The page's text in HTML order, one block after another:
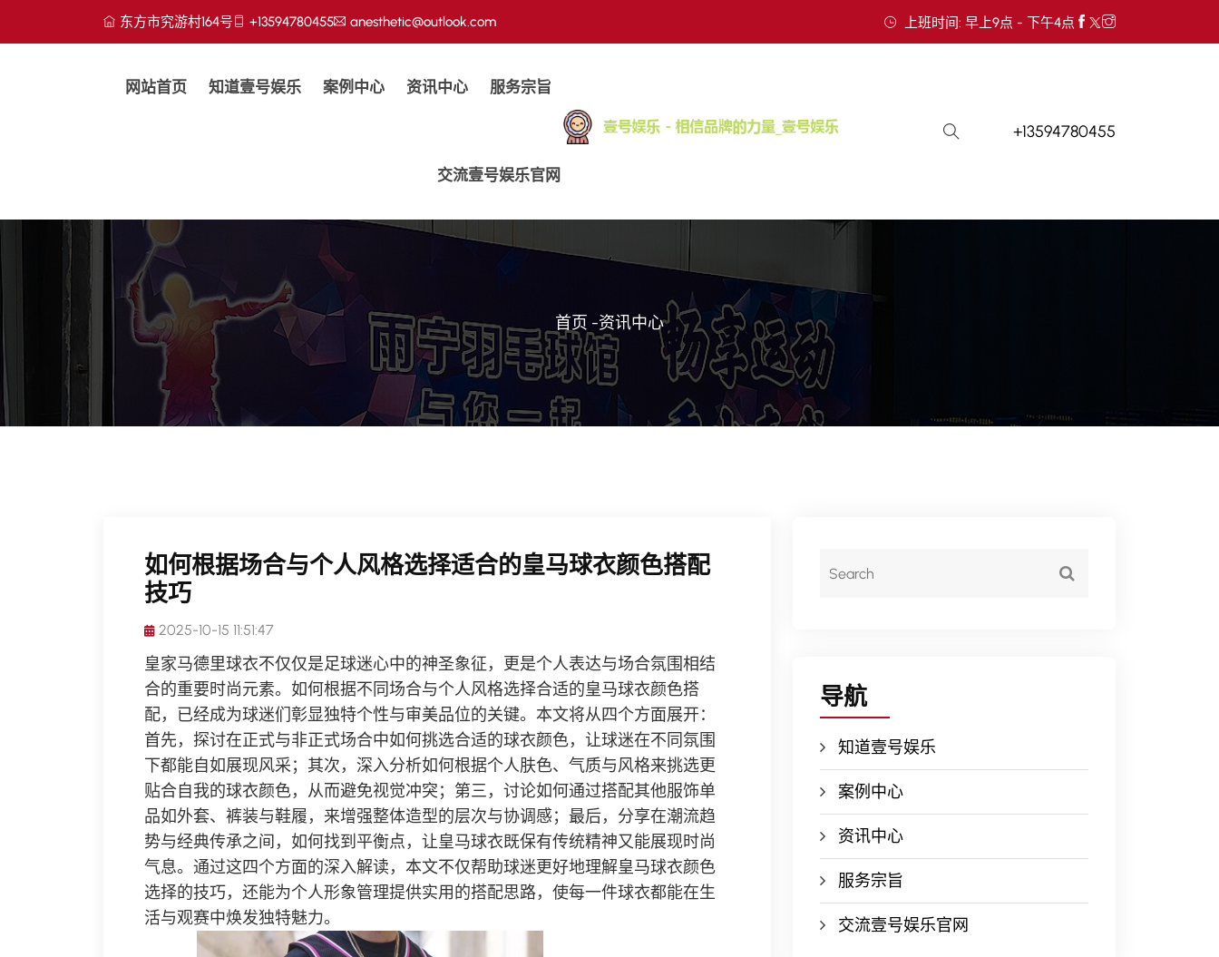
东方市究游村164号 +13594780455 anesthetic@outlook.com 上班时间: 早上9点 - 下午4点
网站首页 知道壹号娱乐 案例中心 资讯中心 服务宗旨
交流壹号娱乐官网
+13594780455
首页 -资讯中心
如何根据场合与个人风格选择适合的皇马球衣颜色搭配
技巧
2025-10-15 11:51:47
皇家马德里球衣不仅仅是足球迷心中的神圣象征，更是个人表达与场合氛围相结
合的重要时尚元素。如何根据不同场合与个人风格选择合适的皇马球衣颜色搭
配，已经成为球迷们彰显独特个性与审美品位的关键。本文将从四个方面展开：
首先，探讨在正式与非正式场合中如何挑选合适的球衣颜色，让球迷在不同氛围
下都能自如展现风采；其次，深入分析如何根据个人肤色、气质与风格来挑选更
贴合自我的球衣颜色，从而避免视觉冲突；第三，讨论如何通过搭配其他服饰单
品如外套、裤装与鞋履，来增强整体造型的层次与协调感；最后，分享在潮流趋
势与经典传承之间，如何找到平衡点，让皇马球衣既保有传统精神又能展现时尚
气息。通过这四个方面的深入解读，本文不仅帮助球迷更好地理解皇马球衣颜色
选择的技巧，还能为个人形象管理提供实用的搭配思路，使每一件球衣都能在生
活与观赛中焕发独特魅力。
导航
知道壹号娱乐
案例中心
资讯中心
服务宗旨
交流壹号娱乐官网